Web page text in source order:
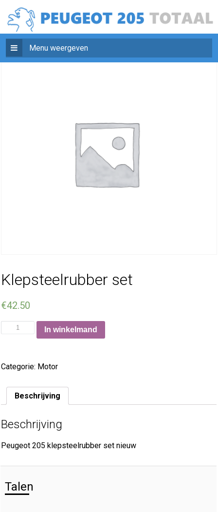
Menu weergeven
Klepsteelrubber set
€42.50
In winkelmand
Categorie: Motor
Beschrijving
Beschrijving
Peugeot 205 klepsteelrubber set nieuw
Talen